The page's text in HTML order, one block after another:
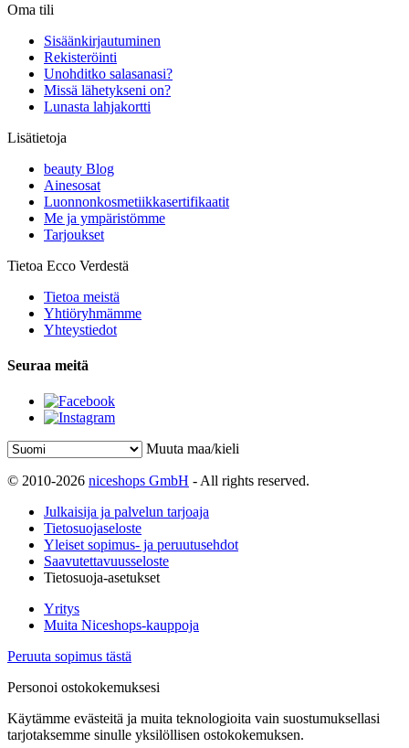
Oma tili
Sisäänkirjautuminen
Rekisteröinti
Unohditko salasanasi?
Missä lähetykseni on?
Lunasta lahjakortti
Lisätietoja
beauty Blog
Ainesosat
Luonnonkosmetiikkasertifikaatit
Me ja ympäristömme
Tarjoukset
Tietoa Ecco Verdestä
Tietoa meistä
Yhtiöryhmämme
Yhteystiedot
Seuraa meitä
Muuta maa/kieli
© 2010-2026 niceshops GmbH - All rights reserved.
Julkaisija ja palvelun tarjoaja
Tietosuojaseloste
Yleiset sopimus- ja peruutusehdot
Saavutettavuusseloste
Tietosuoja-asetukset
Yritys
Muita Niceshops-kauppoja
Peruuta sopimus tästä
Personoi ostokokemuksesi
Käytämme evästeitä ja muita teknologioita vain suostumuksellasi
tarjotaksemme sinulle yksilöllisen ostokokemuksen.